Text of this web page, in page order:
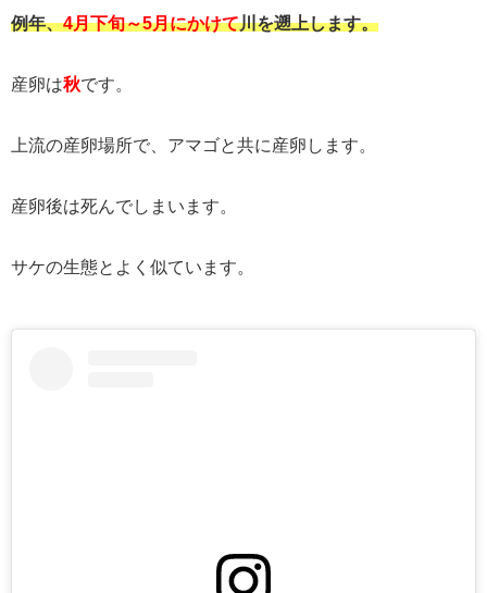
例年、4月下旬～5月にかけて川を遡上します。
産卵は秋です。
上流の産卵場所で、アマゴと共に産卵します。
産卵後は死んでしまいます。
サケの生態とよく似ています。